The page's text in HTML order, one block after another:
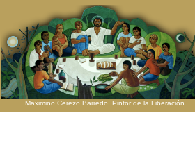
Maximino Cerezo Barredo, Pintor de la Liberación